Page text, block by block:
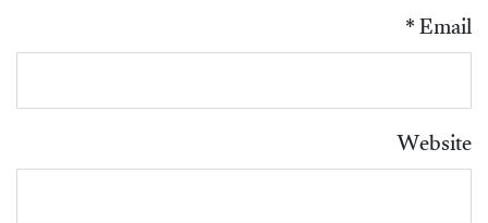
Email
*
Website